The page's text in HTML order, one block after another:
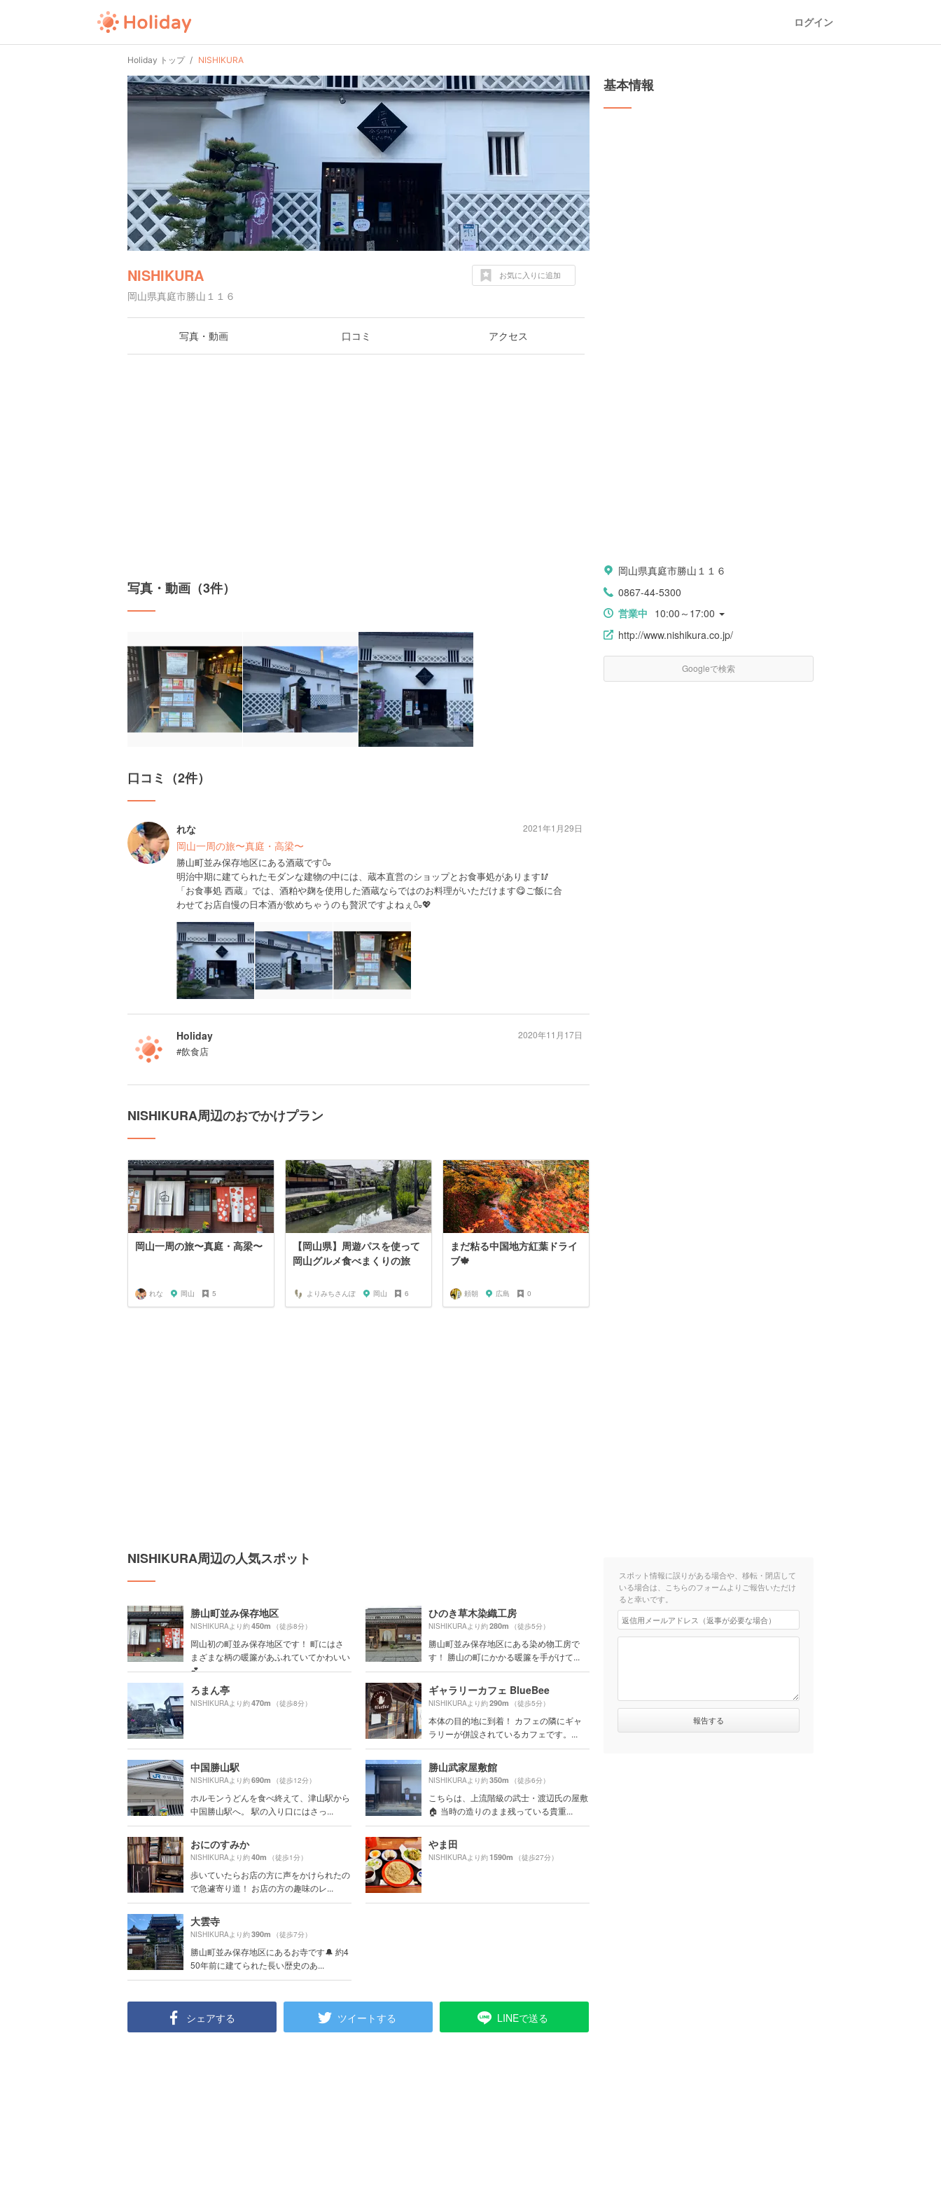
ログイン
Holiday トップ NISHIKURA
NISHIKURA
岡山県真庭市勝山１１６
お気に入りに追加
写真・動画 口コミ アクセス
写真・動画（3件）
口コミ（2件）
れな
岡山一周の旅〜真庭・高梁〜
勝山町並み保存地区にある酒蔵です🍶
明治中期に建てられたモダンな建物の中には、蔵本直営のショップとお食事処があります🥢
「お食事処 西蔵」では、酒粕や麹を使用した酒蔵ならではのお料理がいただけます😋ご飯に合
わせてお店自慢の日本酒が飲めちゃうのも贅沢ですよねぇ🍶💖
2021年1月29日
Holiday
#飲食店
2020年11月17日
NISHIKURA周辺のおでかけプラン
岡山一周の旅〜真庭・高梁〜
れな 岡山 5
【岡山県】周遊パスを使って
岡山グルメ食べまくりの旅
よりみちさんぽ 岡山 6
まだ粘る中国地方紅葉ドライ
ブ🍁
頼朝 広島 0
NISHIKURA周辺の人気スポット
勝山町並み保存地区
NISHIKURAより約450m （徒歩8分）
岡山初の町並み保存地区です！ 町にはさ
まざまな柄の暖簾があふれていてかわいい
💕
ひのき草木染織工房
NISHIKURAより約280m （徒歩5分）
勝山町並み保存地区にある染め物工房で
す！ 勝山の町にかかる暖簾を手がけて...
ろまん亭
NISHIKURAより約470m （徒歩8分）
ギャラリーカフェ BlueBee
NISHIKURAより約290m （徒歩5分）
本体の目的地に到着！ カフェの隣にギャ
ラリーが併設されているカフェです。...
中国勝山駅
NISHIKURAより約690m （徒歩12分）
ホルモンうどんを食べ終えて、津山駅から
中国勝山駅へ。 駅の入り口にはさっ...
勝山武家屋敷館
NISHIKURAより約350m （徒歩6分）
こちらは、上流階級の武士・渡辺氏の屋敷
🏠 当時の造りのまま残っている貴重...
おにのすみか
NISHIKURAより約40m （徒歩1分）
歩いていたらお店の方に声をかけられたの
で急遽寄り道！ お店の方の趣味のレ...
やま田
NISHIKURAより約1590m （徒歩27分）
大雲寺
NISHIKURAより約390m （徒歩7分）
勝山町並み保存地区にあるお寺です🔔 約4
50年前に建てられた長い歴史のあ...
シェアする ツイートする LINEで送る
基本情報
岡山県真庭市勝山１１６
0867-44-5300
営業中 10:00～17:00
http://www.nishikura.co.jp/
Googleで検索
スポット情報に誤りがある場合や、移転・閉店して
いる場合は、こちらのフォームよりご報告いただけ
ると幸いです。